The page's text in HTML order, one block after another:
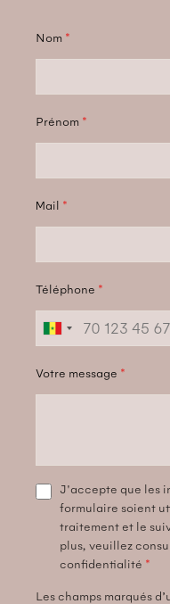
Nom *
Prénom *
Mail *
Téléphone *
Votre message *
J'accepte que les
formulaire soient
traitement et le
plus, veuillez
confidentialité *
Les champs marqués